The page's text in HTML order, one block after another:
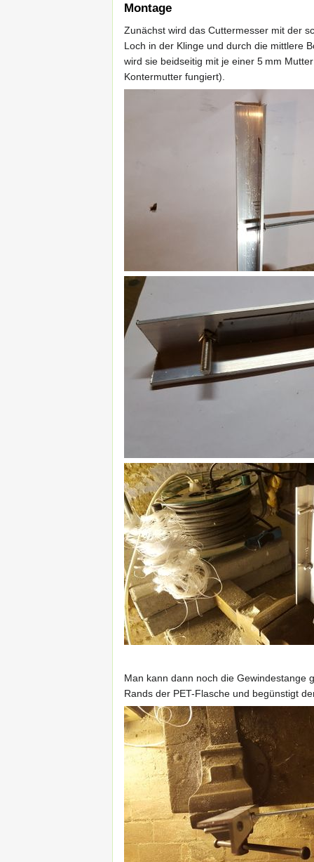
Montage
Zunächst wird das Cuttermesser mit der
Loch in der Klinge und durch die mittlere
wird sie beidseitig mit je einer 5 mm
Kontermutter fungiert).
Man kann dann noch die Gewindestange
Rands der PET-Flasche und begünstigt